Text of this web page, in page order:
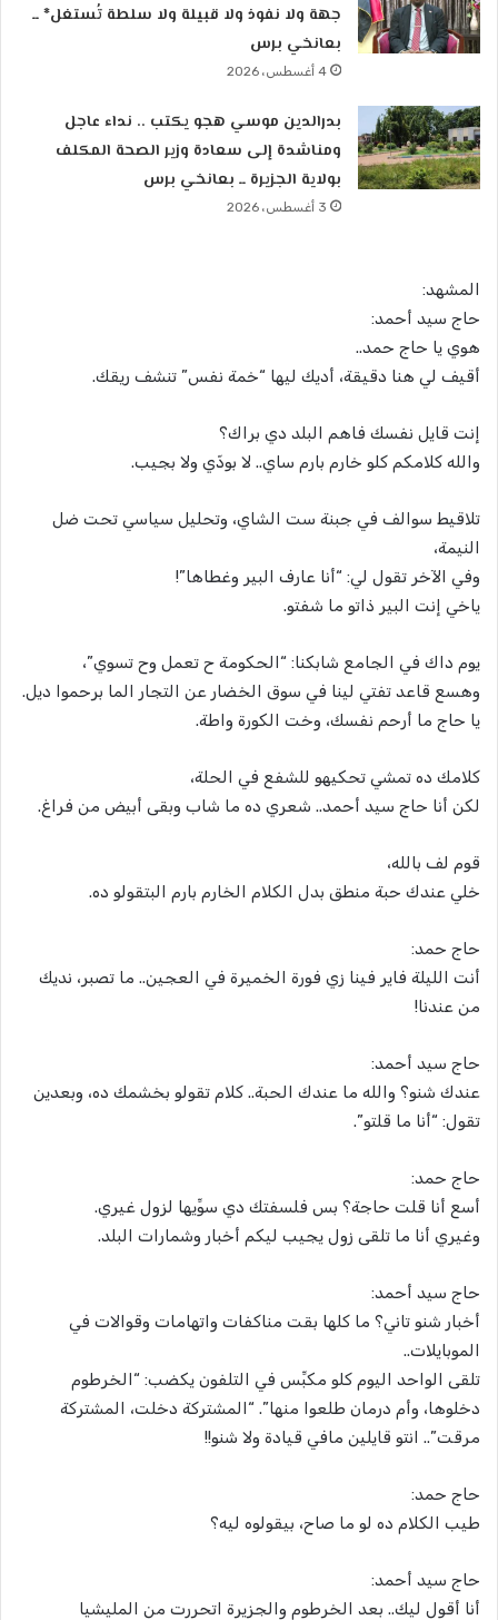
جهة ولا نفوذ ولا قبيلة ولا سلطة تُستغل* ــ
بعانخي برس
4 أغسطس، 2026
بدرالدين موسي هجو يكتب .. نداء عاجل
ومناشدة إلى سعادة وزير الصحة المكلف
بولاية الجزيرة ــ بعانخي برس
3 أغسطس، 2026
المشهد:
حاج سيد أحمد:
هوي يا حاج حمد..
أقيف لي هنا دقيقة، أديك ليها “خمة نفس” تنشف ريقك.
إنت قايل نفسك فاهم البلد دي براك؟
والله كلامكم كلو خارم بارم ساي.. لا بودّي ولا بجيب.
تلاقيط سوالف في جبنة ست الشاي، وتحليل سياسي تحت ضل
النيمة،
وفي الآخر تقول لي: “أنا عارف البير وغطاها”!
ياخي إنت البير ذاتو ما شفتو.
يوم داك في الجامع شابكنا: “الحكومة ح تعمل وح تسوي”،
وهسع قاعد تفتي لينا في سوق الخضار عن التجار الما برحموا ديل.
يا حاج ما أرحم نفسك، وخت الكورة واطة.
كلامك ده تمشي تحكيهو للشفع في الحلة،
لكن أنا حاج سيد أحمد.. شعري ده ما شاب وبقى أبيض من فراغ.
قوم لف بالله،
خلي عندك حبة منطق بدل الكلام الخارم بارم البتقولو ده.
حاج حمد:
أنت الليلة فاير فينا زي فورة الخميرة في العجين.. ما تصبر، نديك
من عندنا!
حاج سيد أحمد:
عندك شنو؟ والله ما عندك الحبة.. كلام تقولو بخشمك ده، وبعدين
تقول: “أنا ما قلتو”.
حاج حمد:
أسع أنا قلت حاجة؟ بس فلسفتك دي سوِّيها لزول غيري.
وغيري أنا ما تلقى زول يجيب ليكم أخبار وشمارات البلد.
حاج سيد أحمد:
أخبار شنو تاني؟ ما كلها بقت مناكفات واتهامات وقوالات في
الموبايلات..
تلقى الواحد اليوم كلو مكبِّس في التلفون يكضب: “الخرطوم
دخلوها، وأم درمان طلعوا منها”. “المشتركة دخلت، المشتركة
مرقت”.. انتو قايلين مافي قيادة ولا شنو!!
حاج حمد:
طيب الكلام ده لو ما صاح، بيقولوه ليه؟
حاج سيد أحمد:
أنا أقول ليك.. بعد الخرطوم والجزيرة اتحررت من المليشيا